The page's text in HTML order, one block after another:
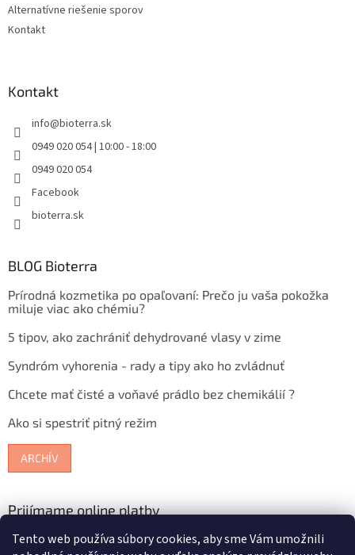
Tento web používa súbory cookies, aby sme Vám umožnili
Alternatívne riešenie sporov
Kontakt
Kontakt
info@bioterra.sk
0949 020 054 | 10:00 - 18:00
0949 020 054
Facebook
bioterra.sk
BLOG Bioterra
Prírodná kozmetika po opaľovaní: Prečo ju vaša pokožka
miluje viac ako chémiu?
5 tipov, ako zachrániť dehydrované vlasy v zime
Syndróm vyhorenia - rady a tipy ako ho zvládnuť
Chcete mať čisté a voňavé prádlo bez chemikálií ?
Ako si spestriť pitný režim
ARCHÍV
Prijímame online platby